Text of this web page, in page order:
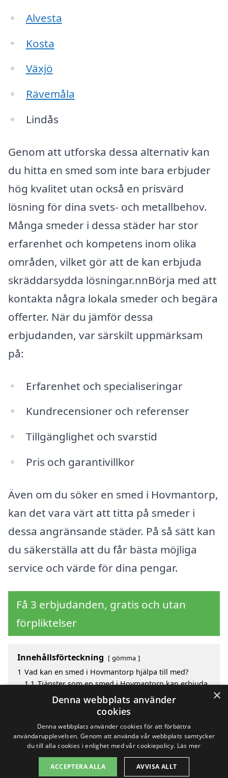
Alvesta
Kosta
Växjö
Rävemåla
Lindås
Genom att utforska dessa alternativ kan
du hitta en smed som inte bara erbjuder
hög kvalitet utan också en prisvärd
lösning för dina svets- och metallbehov.
Många smeder i dessa städer har stor
erfarenhet och kompetens inom olika
områden, vilket gör att de kan erbjuda
skräddarsydda lösningar.nnBörja med att
kontakta några lokala smeder och begära
offerter. När du jämför dessa
erbjudanden, var särskilt uppmärksam
på:
Erfarenhet och specialiseringar
Kundrecensioner och referenser
Tillgänglighet och svarstid
Pris och garantivillkor
Även om du söker en smed i Hovmantorp,
kan det vara värt att titta på smeder i
dessa angränsande städer. På så sätt kan
du säkerställa att du får bästa möjliga
service och värde för dina pengar.
Få 3 erbjudanden, gratis och utan
förpliktelser
Innehållsförteckning gömma
1 Vad kan en smed i Hovmantorp hjälpa till med?
1.1 Tjänster som en smed i Hovmantorp kan erbjuda
Fördelar med att välja smed i Hovmantorp
Sök efter en skicklig smed i de omgivande städerna
Copyright 2026 - Pilanto Aps
×
Denna webbplats använder
cookies
Denna webbplats använder cookies för att förbättra
användarupplevelsen. Genom att använda vår webbplats samtycker
du till alla cookies i enlighet med vår cookiepolicy. Läs mer
ACCEPTERA ALLA AVVISA ALLT